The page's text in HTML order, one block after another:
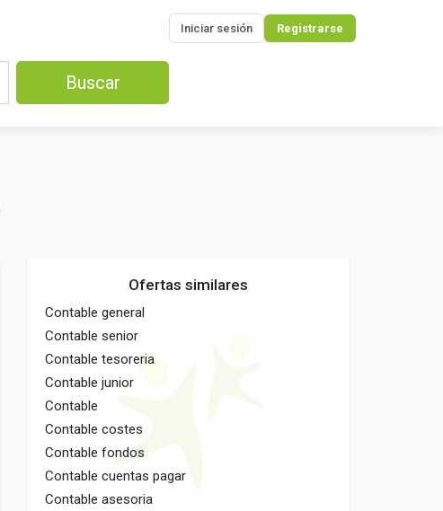
Iniciar sesión Registrarse
Buscar
Ofertas similares
Contable general
Contable senior
Contable tesoreria
Contable junior
Contable
Contable costes
Contable fondos
Contable cuentas pagar
Contable asesoria